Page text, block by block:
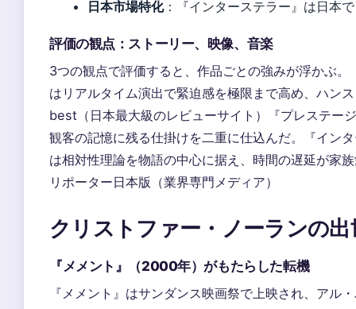
日本市場特化：『インターステラー』は日本
評価の観点：ストーリー、映像、音楽
3つの観点で評価すると、作品ごとの強みが浮かぶ。
はリアルタイム演出で緊迫感を極限まで高め、ハン
best（日本最大級のレビューサイト）『プレステー
観客の記憶に残る仕掛けを二重に仕込んだ。『イン
は相対性理論を物語の中心に据え、時間の遅延が家
リポーター日本版（業界専門メディア）
クリストファー・ノーランの
『メメント』（2000年）がもたらした転機
『メメント』はサンダンス映画祭で上映され、アル